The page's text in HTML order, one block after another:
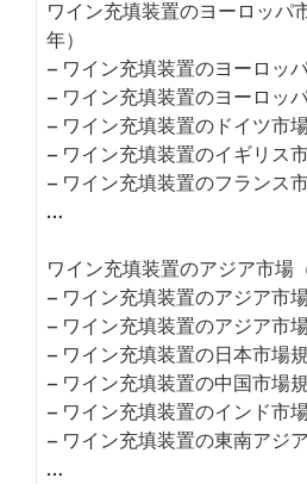
ワイン充填装置のヨーロッ
年）
– ワイン充填装置のヨーロッ
– ワイン充填装置のヨーロッ
– ワイン充填装置のドイツ市
– ワイン充填装置のイギリス
– ワイン充填装置のフランス
…
ワイン充填装置のアジア市場
– ワイン充填装置のアジア市
– ワイン充填装置のアジア市
– ワイン充填装置の日本市場
– ワイン充填装置の中国市場
– ワイン充填装置のインド市
– ワイン充填装置の東南アジ
…